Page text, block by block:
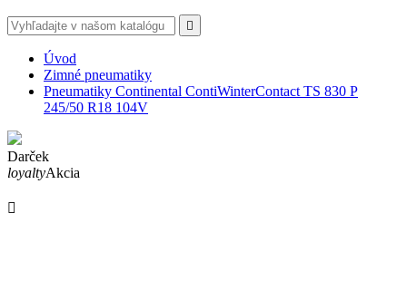

Úvod
Zimné pneumatiky
Pneumatiky Continental ContiWinterContact TS 830 P
245/50 R18 104V
Darček
loyaltyAkcia
